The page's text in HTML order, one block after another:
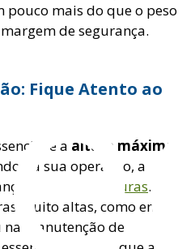
mais do que o peso
de segurança.
Fique Atento ao
é a altura máxima
da sua operação, a
diferentes
alturas.
muito altas, como em
na manutenção de